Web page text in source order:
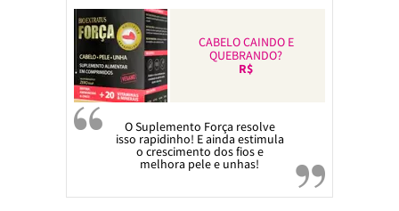
CABELO CAINDO E
QUEBRANDO?
R$
O Suplemento Força resolve
isso rapidinho! E ainda estimula
o crescimento dos fios e
melhora pele e unhas!